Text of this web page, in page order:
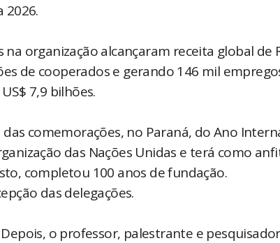
2026.
organização alcançaram receita global de
de cooperados e gerando 146 mil
7,9 bilhões.
comemorações, no Paraná, do Ano
das Nações Unidas e terá como
completou 100 anos de fundação.
das delegações.
o professor, palestrante e